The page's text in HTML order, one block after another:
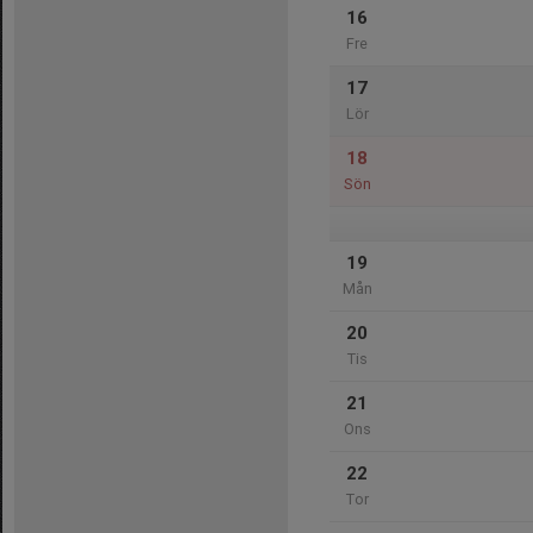
16
Fre
17
Lör
18
Sön
19
Mån
20
Tis
21
Ons
22
Tor